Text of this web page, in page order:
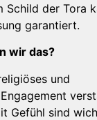
Schild der Tora
garantiert.
wir das?
und
Gefühl sind